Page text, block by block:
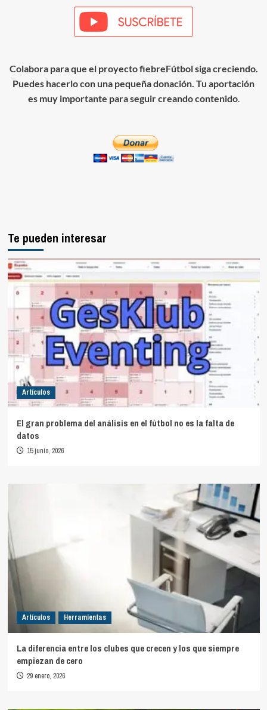
Colabora para que el proyecto fiebreFútbol siga creciendo.
Puedes hacerlo con una pequeña donación. Tu aportación
es muy importante para seguir creando contenido.
Te pueden interesar
Artículos
El gran problema del análisis en el fútbol no es la falta de
datos
15 junio, 2026
Artículos Herramientas
La diferencia entre los clubes que crecen y los que siempre
empiezan de cero
29 enero, 2026